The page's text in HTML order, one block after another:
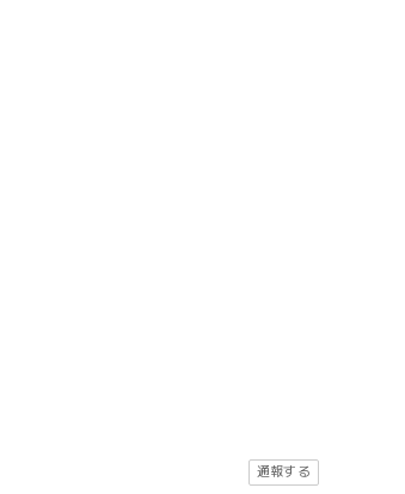
通報する